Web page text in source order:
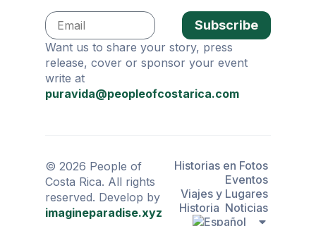
Subscribe
Want us to share your story, press
release, cover or sponsor your event
write at
puravida@peopleofcostarica.com
© 2026 People of
Costa Rica. All rights
reserved. Develop by
imagineparadise.xyz
Historias en Fotos
Eventos
Viajes y Lugares
Historia Noticias